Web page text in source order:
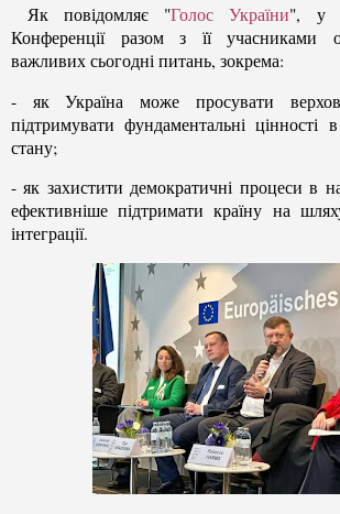
Як повідомляє "Голос України", у
Конференції разом з її учасниками
важливих сьогодні питань, зокрема:
- як Україна може просувати
підтримувати фундаментальні цінності
стану;
- як захистити демократичні процеси в
ефективніше підтримати країну на
інтеграції.